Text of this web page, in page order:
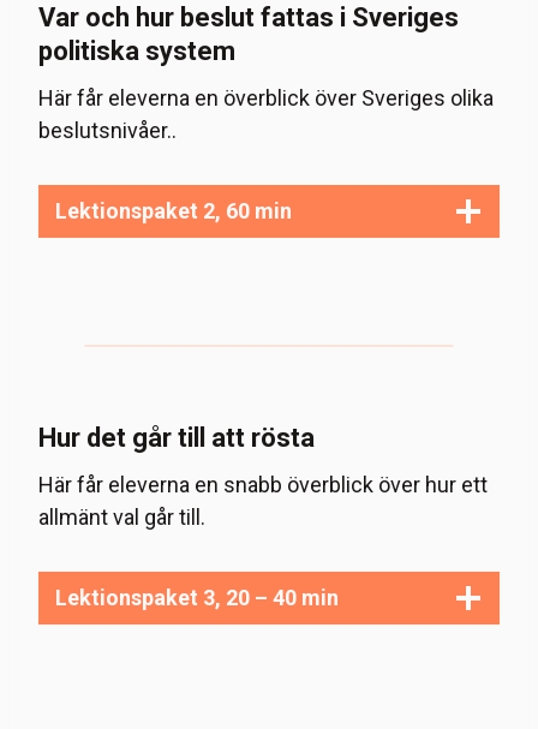
Var och hur beslut fattas i Sveriges
politiska system
Här får eleverna en överblick över Sveriges olika
beslutsnivåer..
Lektionspaket 2, 60 min
Hur det går till att rösta
Här får eleverna en snabb överblick över hur ett
allmänt val går till.
Lektionspaket 3, 20 – 40 min